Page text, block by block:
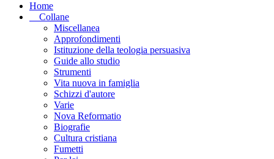
Home
Collane
Miscellanea
Approfondimenti
Istituzione della teologia persuasiva
Guide allo studio
Strumenti
Vita nuova in famiglia
Schizzi d'autore
Varie
Nova Reformatio
Biografie
Cultura cristiana
Fumetti